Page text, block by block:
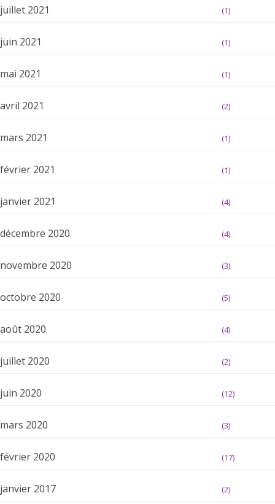
juillet 2021 (1)
juin 2021 (1)
mai 2021 (1)
avril 2021 (2)
mars 2021 (1)
février 2021 (1)
janvier 2021 (4)
décembre 2020 (4)
novembre 2020 (3)
octobre 2020 (5)
août 2020 (4)
juillet 2020 (2)
juin 2020 (12)
mars 2020 (3)
février 2020 (17)
janvier 2017 (2)